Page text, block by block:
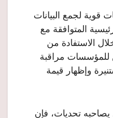
قوية لجمع البيانات
المتوافقة مع
الاستفادة من
للمؤسسات مراقبة
وإظهار قيمة
تحديات، فإن